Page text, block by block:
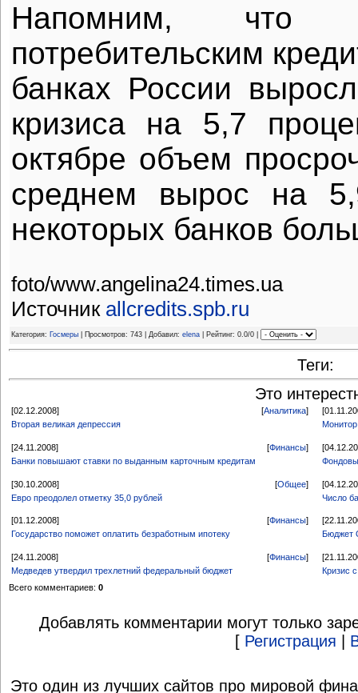
Напомним, что
потребительским
банках России
кризиса на 5,7
октябре объем
среднем вырос на
некоторых банков
foto/www.angelina24.times.ua
Источник allcredits.spb.ru
Категория: Госмеры | Просмотров: 743 | Добавил: elena | Рейтинг: 0.0/0 |
Теги:
Это
[02.12.2008] [Аналитика]
Вторая великая депрессия
[24.11.2008] [Финансы]
Банки повышают ставки по выданным карточным кредитам
[30.10.2008] [Общее]
Евро преодолел отметку 35,0 рублей
Число
[01.12.2008] [Финансы]
Государство поможет оплатить безработным ипотеку
Бюджет
[24.11.2008] [Финансы]
Медведев утвердил трехлетний федеральный бюджет
Кризис
Всего комментариев: 0
Добавлять комментарии могут только
[ Регистрация
Это один из лучших сайтов про мировой